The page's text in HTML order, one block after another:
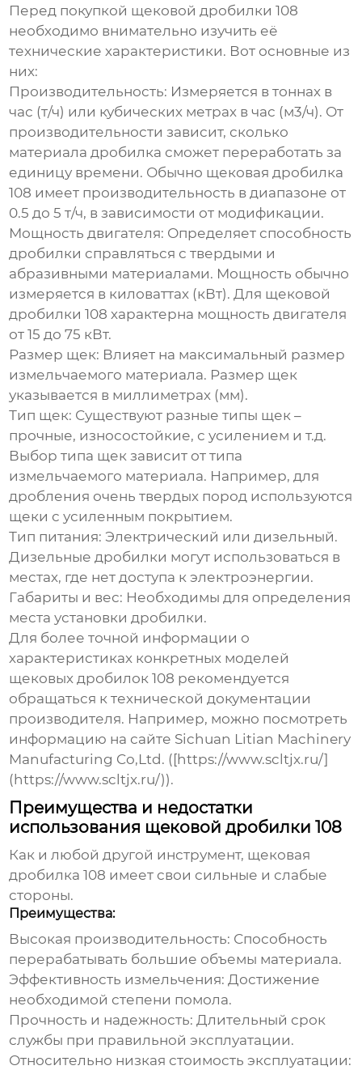
Перед покупкой щековой дробилки 108
необходимо внимательно изучить её
технические характеристики. Вот основные из
них:
Производительность: Измеряется в тоннах в
час (т/ч) или кубических метрах в час (м3/ч). От
производительности зависит, сколько
материала дробилка сможет переработать за
единицу времени. Обычно щековая дробилка
108 имеет производительность в диапазоне от
0.5 до 5 т/ч, в зависимости от модификации.
Мощность двигателя: Определяет способность
дробилки справляться с твердыми и
абразивными материалами. Мощность обычно
измеряется в киловаттах (кВт). Для щековой
дробилки 108 характерна мощность двигателя
от 15 до 75 кВт.
Размер щек: Влияет на максимальный размер
измельчаемого материала. Размер щек
указывается в миллиметрах (мм).
Тип щек: Существуют разные типы щек –
прочные, износостойкие, с усилением и т.д.
Выбор типа щек зависит от типа
измельчаемого материала. Например, для
дробления очень твердых пород используются
щеки с усиленным покрытием.
Тип питания: Электрический или дизельный.
Дизельные дробилки могут использоваться в
местах, где нет доступа к электроэнергии.
Габариты и вес: Необходимы для определения
места установки дробилки.
Для более точной информации о
характеристиках конкретных моделей
щековых дробилок 108 рекомендуется
обращаться к технической документации
производителя. Например, можно посмотреть
информацию на сайте Sichuan Litian Machinery
Manufacturing Co,Ltd. ([https://www.scltjx.ru/]
(https://www.scltjx.ru/)).
Преимущества и недостатки
использования щековой дробилки 108
Как и любой другой инструмент, щековая
дробилка 108 имеет свои сильные и слабые
стороны.
Преимущества:
Высокая производительность: Способность
перерабатывать большие объемы материала.
Эффективность измельчения: Достижение
необходимой степени помола.
Прочность и надежность: Длительный срок
службы при правильной эксплуатации.
Относительно низкая стоимость эксплуатации: